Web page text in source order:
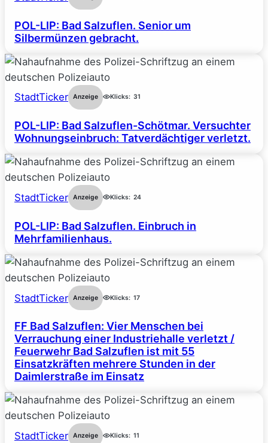
POL-LIP: Bad Salzuflen. Senior um
Silbermünzen gebracht.
StadtTicker Anzeige Klicks: 31
POL-LIP: Bad Salzuflen-Schötmar. Versuchter
Wohnungseinbruch: Tatverdächtiger verletzt.
StadtTicker Anzeige Klicks: 24
POL-LIP: Bad Salzuflen. Einbruch in
Mehrfamilienhaus.
StadtTicker Anzeige Klicks: 17
FF Bad Salzuflen: Vier Menschen bei
Verrauchung einer Industriehalle verletzt /
Feuerwehr Bad Salzuflen ist mit 55
Einsatzkräften mehrere Stunden in der
Daimlerstraße im Einsatz
StadtTicker Anzeige Klicks: 11